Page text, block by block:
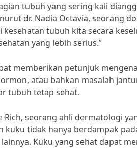
tubuh yang sering kali
dr. Nadia Octavia, seorang
kesehatan tubuh kita secara
yang lebih serius.”
memberikan petunjuk
atau bahkan masalah
tubuh tetap sehat.
Rich, seorang ahli dermatologi
kuku tidak hanya berdampak
Kuku yang sehat dapat